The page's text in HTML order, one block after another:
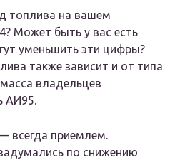
топлива на вашем
Может быть у вас есть
уменьшить эти цифры?
также зависит и от типа
владельцев
АИ95.
всегда приемлем.
по снижению